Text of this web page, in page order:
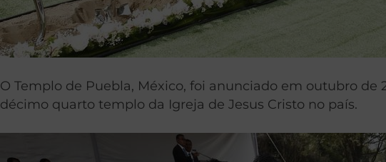
O Templo de Puebla, México, foi anunciado em outubro de
décimo quarto templo da Igreja de Jesus Cristo no país.